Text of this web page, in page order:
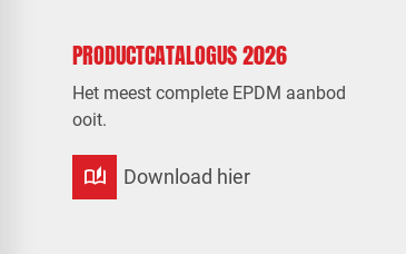
PRODUCTCATALOGUS 2026
Het meest complete EPDM aanbod
ooit.
auto_stories Download hier